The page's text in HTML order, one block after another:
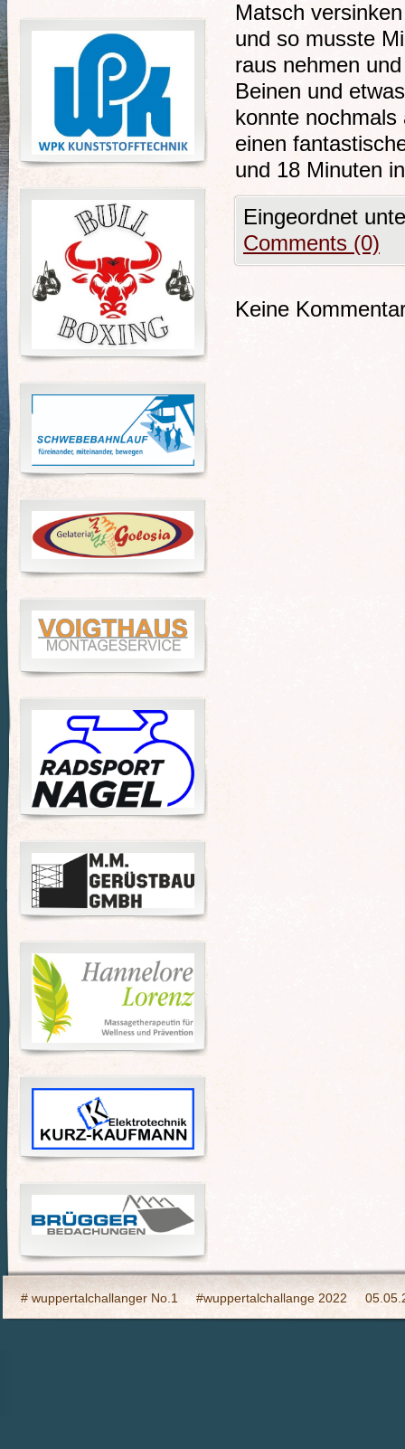
Matsch
und so musste
raus nehmen
Beinen und
konnte
einen
und 18 Minuten
Eingeordnet
Comments (0)
Keine
# wuppertalchallanger No.1 #wuppertalchallange 2022